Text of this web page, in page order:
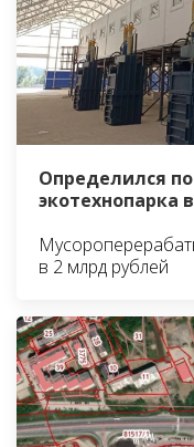
Определился
экотехнопарка
в 2 млрд рублей